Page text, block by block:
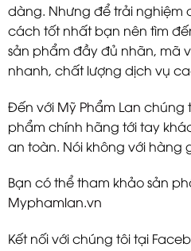
dàng. Nhưng để trải nghiệm
cách tốt nhất bạn nên tìm
sản phẩm đầy đủ nhãn, mã
nhanh, chất lượng dịch vụ
Đến với Mỹ Phẩm Lan chúng
phẩm chính hãng tới tay
an toàn. Nói không với hàng
Bạn có thể tham khảo sản
Myphamlan.vn
Kết nối với chúng tôi tại